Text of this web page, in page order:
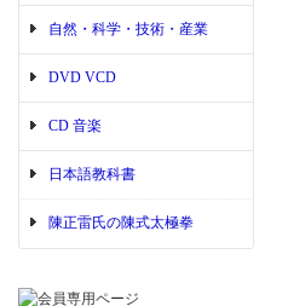
自然・科学・技術・産業
DVD VCD
CD 音楽
日本語教科書
陳正雷氏の陳式太極拳